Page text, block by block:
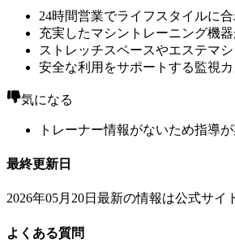
24時間営業でライフスタイルに
充実したマシントレーニング機
ストレッチスペースやエステマ
安全な利用をサポートする監視
気になる
トレーナー情報がないため指導
最終更新日
2026年05月20日 最新の情報は公式サイ
よくある質問